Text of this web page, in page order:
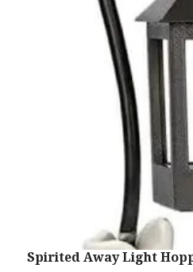
Spirited Away Light